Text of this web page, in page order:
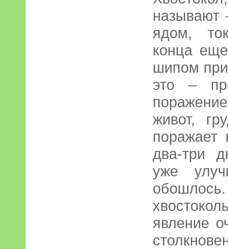
называют
ядом,
конца
шипом
это –
живот,
поражает
два-три
уже
явление